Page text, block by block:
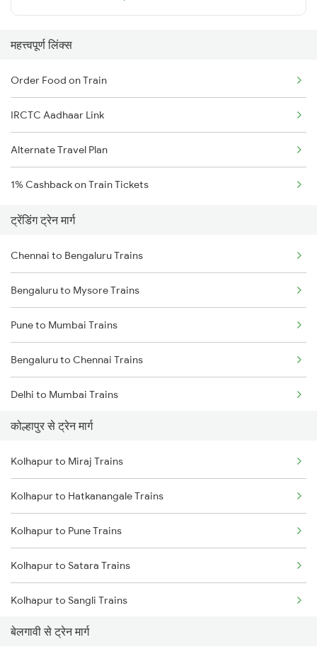
महत्त्वपूर्ण लिंक्स
Order Food on Train
IRCTC Aadhaar Link
Alternate Travel Plan
1% Cashback on Train Tickets
ट्रेंडिंग ट्रेन मार्ग
Chennai to Bengaluru Trains
Bengaluru to Mysore Trains
Pune to Mumbai Trains
Bengaluru to Chennai Trains
Delhi to Mumbai Trains
Mumbai to Pune Trains
Delhi to Jammu Trains
Mumbai to Delhi Trains
Mumbai to Goa Trains
Chennai to Coimbatore Trains
कोल्हापुर से ट्रेन मार्ग
Kolhapur to Miraj Trains
Kolhapur to Hatkanangale Trains
Kolhapur to Pune Trains
Kolhapur to Satara Trains
Kolhapur to Sangli Trains
Kolhapur to Rukadi Trains
बेलगावी से ट्रेन मार्ग